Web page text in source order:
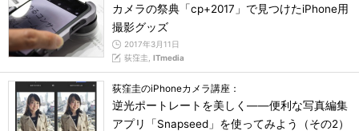
カメラの祭典「cp+2017」で見つけたiPhone用
撮影グッズ
2017年3月11日
荻窪圭, ITmedia
荻窪圭のiPhoneカメラ講座：
逆光ポートレートを美しく――便利な写真編集
アプリ「Snapseed」を使ってみよう（その2）